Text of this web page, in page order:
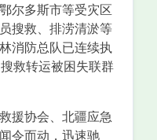
尔多斯市等受灾区
搜救、排涝清淤等
消防总队已连续执
救转运被困失联群
协会、北疆应急
令而动，迅速驰